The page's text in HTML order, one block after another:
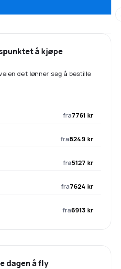
å kjøpe
det lønner seg å bestille
fra7761 kr
fra8249 kr
fra5127 kr
fra7624 kr
fra6913 kr
dagen å fly